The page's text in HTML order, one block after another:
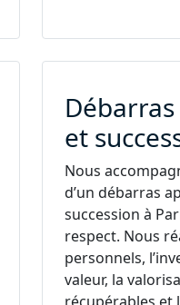
et
Nous
d’un débarras
succession à
respect. Nous
personnels,
valeur, la